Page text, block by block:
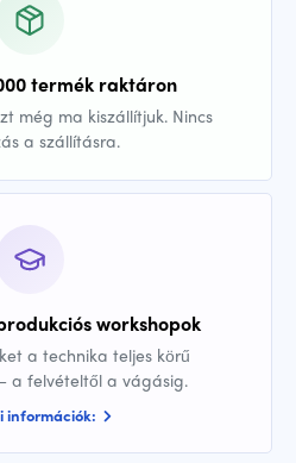
termék raktáron
még ma kiszállítjuk. Nincs
a szállításra.
workshopok
a technika teljes körű
a felvételtől a vágásig.
információk: